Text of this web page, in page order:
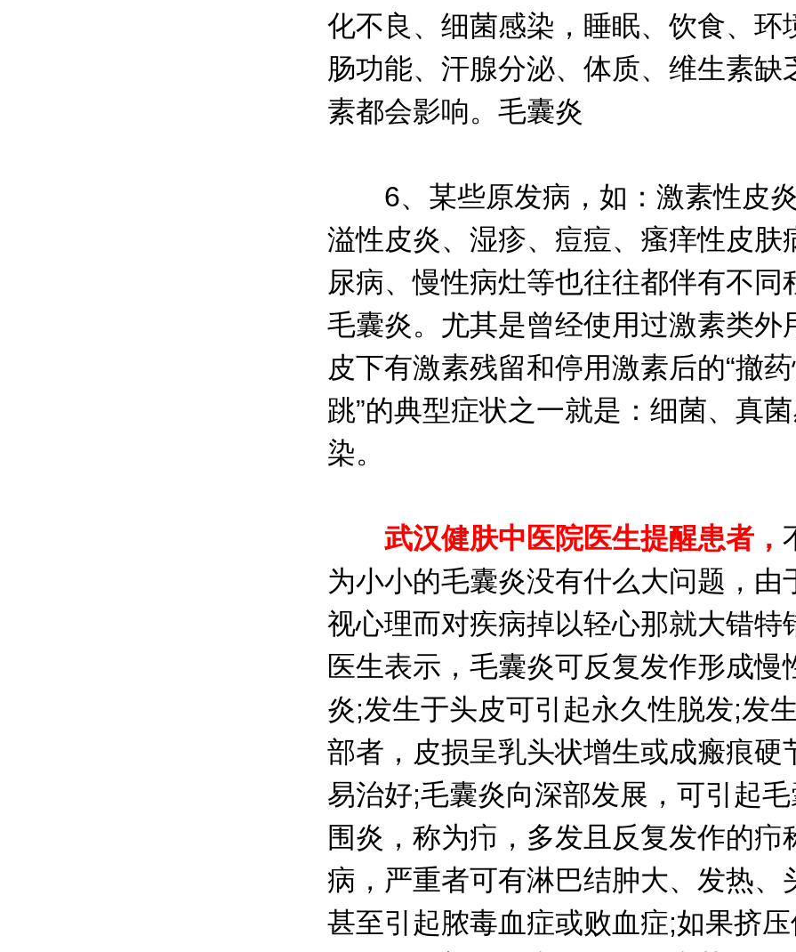
化不良、细菌感染，睡眠、饮食、环
肠功能、汗腺分泌、体质、维生素缺
素都会影响。毛囊炎
6、某些原发病，如：激素性皮
溢性皮炎、湿疹、痘痘、瘙痒性皮肤
尿病、慢性病灶等也往往都伴有不同
毛囊炎。尤其是曾经使用过激素类外
皮下有激素残留和停用激素后的“撤
跳”的典型症状之一就是：细菌、真
染。
武汉健肤中医院医生提醒患者，
为小小的毛囊炎没有什么大问题，由
视心理而对疾病掉以轻心那就大错特
医生表示，毛囊炎可反复发作形成慢
炎;发生于头皮可引起永久性脱发;发
部者，皮损呈乳头状增生或成瘢痕硬
易治好;毛囊炎向深部发展，可引起毛
围炎，称为疖，多发且反复发作的疖
病，严重者可有淋巴结肿大、发热、
甚至引起脓毒血症或败血症;如果挤